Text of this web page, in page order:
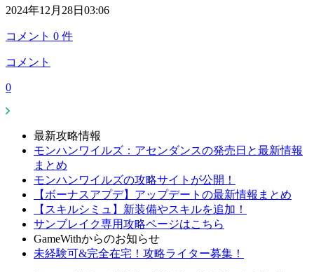
2024年12月28日03:06
コメント 0 件
コメント
0
最新攻略情報
モンハンワイルズ：アセンダンスの発売日と最新情報
まとめ
モンハンワイルズの攻略サイトが公開！
【ボーナスアプデ】アップデートの最新情報まとめ
【スキルシミュ】新装備やスキルを追加！
サンブレイク専用攻略ページはこちら
GameWithからのお知らせ
未経験可&完全在宅！攻略ライター募集！